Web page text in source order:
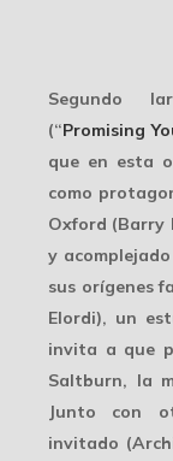
Segundo
(“Promising
que en esta
como
Oxford (Barry
y
sus orígenes
Elordi), un
invita a que
Saltburn, la
Junto con
invitado